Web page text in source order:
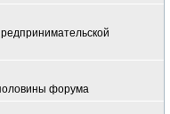
форума